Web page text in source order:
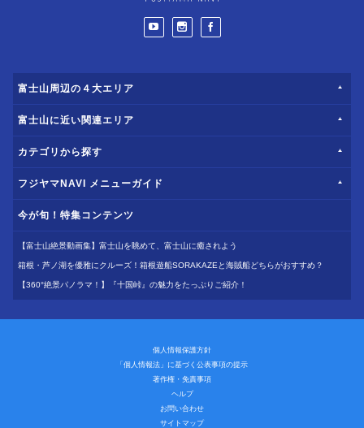
富士山周辺の４大エリア
富士山に近い関連エリア
カテゴリから探す
フジヤマNAVI メニューガイド
今が旬！特集コンテンツ
【富士山絶景動画集】富士山を眺めて、富士山に癒されよう
箱根・芦ノ湖を優雅にクルーズ！箱根遊船SORAKAZEと海賊船どちらがおすすめ？
【360°絶景パノラマ！】『十国峠』の魅力をたっぷりご紹介！
個人情報保護方針
「個人情報法」に基づく公表事項の提示
著作権・免責事項
ヘルプ
お問い合わせ
サイトマップ